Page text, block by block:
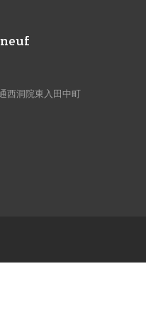
西洞院東入田中町